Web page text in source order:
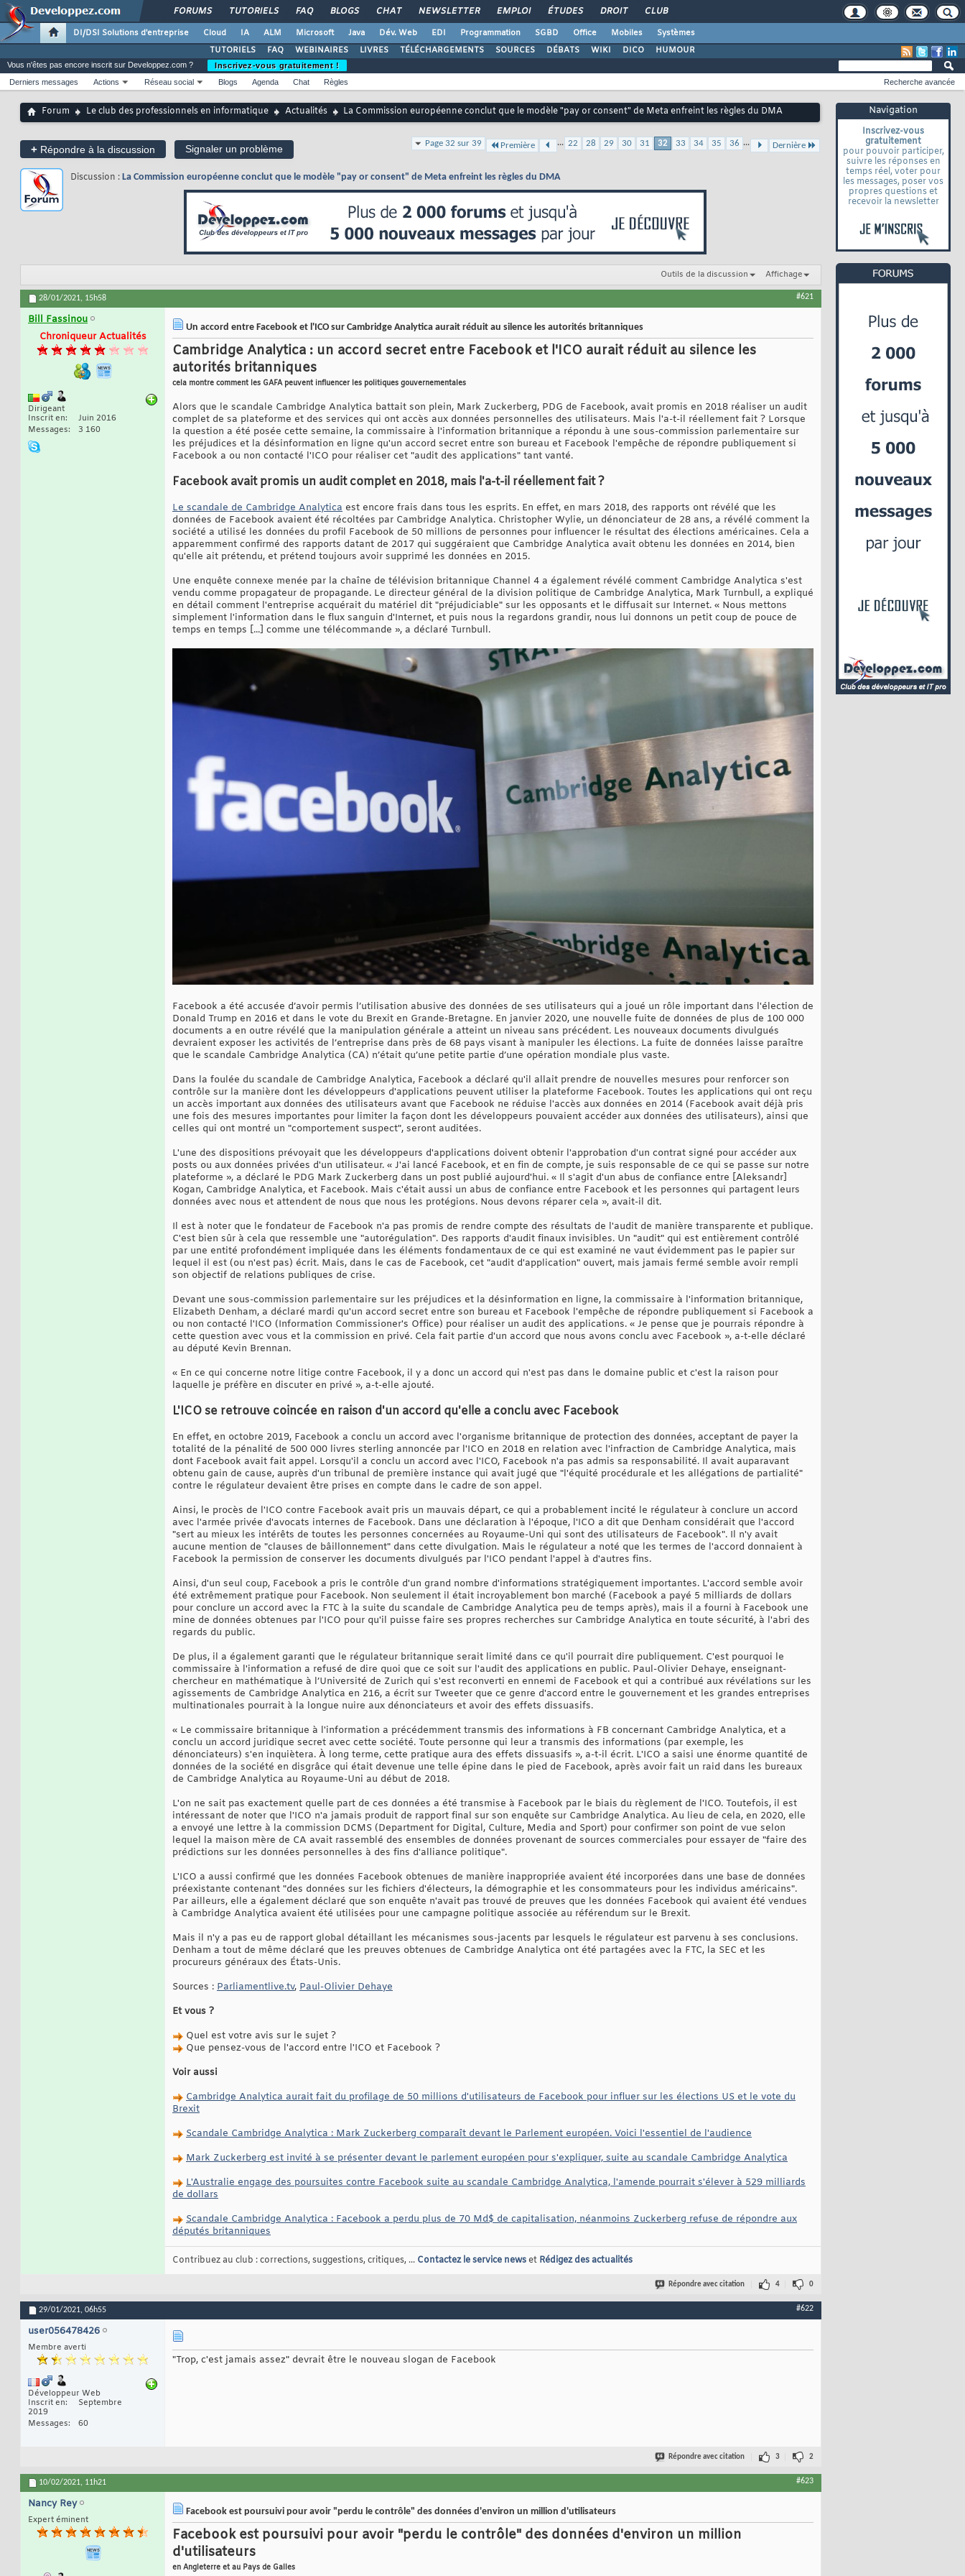
FORUMS TUTORIELS FAQ BLOGS CHAT NEWSLETTER EMPLOI ÉTUDES DROIT CLUB
DI/DSI Solutions d'entreprise Cloud IA ALM Microsoft Java Dév. Web EDI Programmation SGBD Office Mobiles
Systèmes
TUTORIELS
FAQ WEBINAIRES LIVRES TÉLÉCHARGEMENTS SOURCES DÉBATS WIKI DICO HUMOUR
Navigation
Inscrivez-vous
gratuitement
pour pouvoir participer,
suivre les réponses en
temps réel, voter pour
les messages, poser vos
propres questions et
recevoir la newsletter
Vous n'êtes pas encore inscrit sur Developpez.com ?
Inscrivez-vous gratuitement !
Derniers messages
Actions Réseau social Blogs Agenda Chat Règles Recherche avancée
Forum Le club des professionnels en informatique Actualités La Commission européenne conclut que le modèle "pay or consent" de Meta enfreint les règles du DMA
+ Répondre à la discussion Signaler un problème Page 32 sur 39 Première ... 22 28 29 30 31 32 33 34 35 36 ... Dernière
Discussion : La Commission européenne conclut que le modèle "pay or consent" de Meta enfreint les règles du DMA
Outils de la discussion Affichage
28/01/2021, 15h58 #621
Bill Fassinou
Chroniqueur Actualités
Dirigeant
Inscrit en
Juin 2016
Messages
3 160
Un accord entre Facebook et l'ICO sur Cambridge Analytica aurait réduit au silence les autorités britanniques
Cambridge Analytica : un accord secret entre Facebook et l'ICO aurait réduit au silence les
autorités britanniques
cela montre comment les GAFA peuvent influencer les politiques gouvernementales
Alors que le scandale Cambridge Analytica battait son plein, Mark Zuckerberg, PDG de Facebook, avait promis en 2018 réaliser un audit
complet de sa plateforme et des services qui ont accès aux données personnelles des utilisateurs. Mais l'a-t-il réellement fait ? Lorsque
la question a été posée cette semaine, la commissaire à l'information britannique a répondu à une sous-commission parlementaire sur
les préjudices et la désinformation en ligne qu'un accord secret entre son bureau et Facebook l'empêche de répondre publiquement si
Facebook a ou non contacté l'ICO pour réaliser cet "audit des applications" tant vanté.
Facebook avait promis un audit complet en 2018, mais l'a-t-il réellement fait ?
Le scandale de Cambridge Analytica est encore frais dans tous les esprits. En effet, en mars 2018, des rapports ont révélé que les
données de Facebook avaient été récoltées par Cambridge Analytica. Christopher Wylie, un dénonciateur de 28 ans, a révélé comment la
société a utilisé les données du profil Facebook de 50 millions de personnes pour influencer le résultat des élections américaines. Cela a
apparemment confirmé des rapports datant de 2017 qui suggéraient que Cambridge Analytica avait obtenu les données en 2014, bien
qu'elle ait prétendu, et prétend toujours avoir supprimé les données en 2015.
Une enquête connexe menée par la chaîne de télévision britannique Channel 4 a également révélé comment Cambridge Analytica s'est
vendu comme propagateur de propagande. Le directeur général de la division politique de Cambridge Analytica, Mark Turnbull, a expliqué
en détail comment l'entreprise acquérait du matériel dit "préjudiciable" sur les opposants et le diffusait sur Internet. « Nous mettons
simplement l'information dans le flux sanguin d'Internet, et puis nous la regardons grandir, nous lui donnons un petit coup de pouce de
temps en temps [...] comme une télécommande », a déclaré Turnbull.
Facebook a été accusée d’avoir permis l’utilisation abusive des données de ses utilisateurs qui a joué un rôle important dans l'élection de
Donald Trump en 2016 et dans le vote du Brexit en Grande-Bretagne. En janvier 2020, une nouvelle fuite de données de plus de 100 000
documents a en outre révélé que la manipulation générale a atteint un niveau sans précédent. Les nouveaux documents divulgués
devraient exposer les activités de l’entreprise dans près de 68 pays visant à manipuler les élections. La fuite de données laisse paraître
que le scandale Cambridge Analytica (CA) n’était qu’une petite partie d’une opération mondiale plus vaste.
Dans la foulée du scandale de Cambridge Analytica, Facebook a déclaré qu'il allait prendre de nouvelles mesures pour renforcer son
contrôle sur la manière dont les développeurs d'applications peuvent utiliser la plateforme Facebook. Toutes les applications qui ont reçu
un accès important aux données des utilisateurs avant que Facebook ne réduise l'accès aux données en 2014 (Facebook avait déjà pris
une fois des mesures importantes pour limiter la façon dont les développeurs pouvaient accéder aux données des utilisateurs), ainsi que
celles qui ont montré un "comportement suspect", seront auditées.
L'une des dispositions prévoyait que les développeurs d'applications doivent obtenir l'approbation d'un contrat signé pour accéder aux
posts ou aux données privées d'un utilisateur. « J'ai lancé Facebook, et en fin de compte, je suis responsable de ce qui se passe sur notre
plateforme », a déclaré le PDG Mark Zuckerberg dans un post publié aujourd'hui. « Il s'agit d'un abus de confiance entre [Aleksandr]
Kogan, Cambridge Analytica, et Facebook. Mais c'était aussi un abus de confiance entre Facebook et les personnes qui partagent leurs
données avec nous et attendent de nous que nous les protégions. Nous devons réparer cela », avait-il dit.
Il est à noter que le fondateur de Facebook n'a pas promis de rendre compte des résultats de l'audit de manière transparente et publique.
C'est bien sûr à cela que ressemble une "autorégulation". Des rapports d'audit finaux invisibles. Un "audit" qui est entièrement contrôlé
par une entité profondément impliquée dans les éléments fondamentaux de ce qui est examiné ne vaut évidemment pas le papier sur
lequel il est (ou n'est pas) écrit. Mais, dans le cas de Facebook, cet "audit d'application" ouvert, mais jamais fermé semble avoir rempli
son objectif de relations publiques de crise.
Devant une sous-commission parlementaire sur les préjudices et la désinformation en ligne, la commissaire à l'information britannique,
Elizabeth Denham, a déclaré mardi qu'un accord secret entre son bureau et Facebook l'empêche de répondre publiquement si Facebook a
ou non contacté l'ICO (Information Commissioner's Office) pour réaliser un audit des applications. « Je pense que je pourrais répondre à
cette question avec vous et la commission en privé. Cela fait partie d'un accord que nous avons conclu avec Facebook », a-t-elle déclaré
au député Kevin Brennan.
« En ce qui concerne notre litige contre Facebook, il y a donc un accord qui n'est pas dans le domaine public et c'est la raison pour
laquelle je préfère en discuter en privé », a-t-elle ajouté.
L'ICO se retrouve coincée en raison d'un accord qu'elle a conclu avec Facebook
En effet, en octobre 2019, Facebook a conclu un accord avec l'organisme britannique de protection des données, acceptant de payer la
totalité de la pénalité de 500 000 livres sterling annoncée par l'ICO en 2018 en relation avec l'infraction de Cambridge Analytica, mais
dont Facebook avait fait appel. Lorsqu'il a conclu un accord avec l'ICO, Facebook n'a pas admis sa responsabilité. Il avait auparavant
obtenu gain de cause, auprès d'un tribunal de première instance qui avait jugé que "l'équité procédurale et les allégations de partialité"
contre le régulateur devaient être prises en compte dans le cadre de son appel.
Ainsi, le procès de l'ICO contre Facebook avait pris un mauvais départ, ce qui a probablement incité le régulateur à conclure un accord
avec l'armée privée d'avocats internes de Facebook. Dans une déclaration à l'époque, l'ICO a dit que Denham considérait que l'accord
"sert au mieux les intérêts de toutes les personnes concernées au Royaume-Uni qui sont des utilisateurs de Facebook". Il n'y avait
aucune mention de "clauses de bâillonnement" dans cette divulgation. Mais le régulateur a noté que les termes de l'accord donnaient à
Facebook la permission de conserver les documents divulgués par l'ICO pendant l'appel à d'autres fins.
Ainsi, d'un seul coup, Facebook a pris le contrôle d'un grand nombre d'informations stratégiquement importantes. L'accord semble avoir
été extrêmement pratique pour Facebook. Non seulement il était incroyablement bon marché (Facebook a payé 5 milliards de dollars
pour conclure un accord avec la FTC à la suite du scandale de Cambridge Analytica peu de temps après), mais il a fourni à Facebook une
mine de données obtenues par l'ICO pour qu'il puisse faire ses propres recherches sur Cambridge Analytica en toute sécurité, à l'abri des
regards du public.
De plus, il a également garanti que le régulateur britannique serait limité dans ce qu'il pourrait dire publiquement. C'est pourquoi le
commissaire à l'information a refusé de dire quoi que ce soit sur l'audit des applications en public. Paul-Olivier Dehaye, enseignant-
chercheur en mathématique à l’Université de Zurich qui s'est reconverti en ennemi de Facebook et qui a contribué aux révélations sur les
agissements de Cambridge Analytica en 216, a écrit sur Tweeter que ce genre d'accord entre le gouvernement et les grandes entreprises
multinationales pourrait à la longue nuire aux dénonciateurs et avoir des effets dissuasifs.
« Le commissaire britannique à l'information a précédemment transmis des informations à FB concernant Cambridge Analytica, et a
conclu un accord juridique secret avec cette société. Toute personne qui leur a transmis des informations (par exemple, les
dénonciateurs) s'en inquiètera. À long terme, cette pratique aura des effets dissuasifs », a-t-il écrit. L'ICO a saisi une énorme quantité de
données de la société en disgrâce qui était devenue une telle épine dans le pied de Facebook, après avoir fait un raid dans les bureaux
de Cambridge Analytica au Royaume-Uni au début de 2018.
L'on ne sait pas exactement quelle part de ces données a été transmise à Facebook par le biais du règlement de l'ICO. Toutefois, il est
intéressant de noter que l'ICO n'a jamais produit de rapport final sur son enquête sur Cambridge Analytica. Au lieu de cela, en 2020, elle
a envoyé une lettre à la commission DCMS (Department for Digital, Culture, Media and Sport) pour confirmer son point de vue selon
lequel la maison mère de CA avait rassemblé des ensembles de données provenant de sources commerciales pour essayer de "faire des
prédictions sur les données personnelles à des fins d'alliance politique".
L'ICO a aussi confirmé que les données Facebook obtenues de manière inappropriée avaient été incorporées dans une base de données
préexistante contenant "des données sur les fichiers d'électeurs, la démographie et les consommateurs pour les individus américains".
Par ailleurs, elle a également déclaré que son enquête n'avait pas trouvé de preuves que les données Facebook qui avaient été vendues
à Cambridge Analytica avaient été utilisées pour une campagne politique associée au référendum sur le Brexit.
Mais il n'y a pas eu de rapport global détaillant les mécanismes sous-jacents par lesquels le régulateur est parvenu à ses conclusions.
Denham a tout de même déclaré que les preuves obtenues de Cambridge Analytica ont été partagées avec la FTC, la SEC et les
procureurs généraux des États-Unis.
Sources : Parliamentlive.tv, Paul-Olivier Dehaye
Et vous ?
Quel est votre avis sur le sujet ?
Que pensez-vous de l'accord entre l'ICO et Facebook ?
Voir aussi
Cambridge Analytica aurait fait du profilage de 50 millions d'utilisateurs de Facebook pour influer sur les élections US et le vote du
Brexit
Scandale Cambridge Analytica : Mark Zuckerberg comparaît devant le Parlement européen. Voici l'essentiel de l'audience
Mark Zuckerberg est invité à se présenter devant le parlement européen pour s'expliquer, suite au scandale Cambridge Analytica
L'Australie engage des poursuites contre Facebook suite au scandale Cambridge Analytica, l'amende pourrait s'élever à 529 milliards
de dollars
Scandale Cambridge Analytica : Facebook a perdu plus de 70 Md$ de capitalisation, néanmoins Zuckerberg refuse de répondre aux
députés britanniques
Contribuez au club : corrections, suggestions, critiques, ... Contactez le service newset Rédigez des actualités
Répondre avec citation 4 0
29/01/2021, 06h55 #622
user056478426
Membre averti
Développeur Web
Inscrit en
Septembre
2019
Messages
60
"Trop, c'est jamais assez" devrait être le nouveau slogan de Facebook
Répondre avec citation 3 2
10/02/2021, 11h21 #623
Nancy Rey
Expert éminent
Facebook est poursuivi pour avoir "perdu le contrôle" des données d'environ un million d'utilisateurs
Facebook est poursuivi pour avoir "perdu le contrôle" des données d'environ un million
d'utilisateurs
en Angleterre et au Pays de Galles